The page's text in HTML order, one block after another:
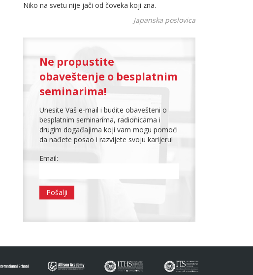
Niko na svetu nije jači od čoveka koji zna.
Japanska poslovica
Ne propustite
obaveštenje o besplatnim
seminarima!
Unesite Vaš e-mail i budite obavešteni o
besplatnim seminarima, radionicama i
drugim događajima koji vam mogu pomoći
da nađete posao i razvijete svoju karijeru!
Email: